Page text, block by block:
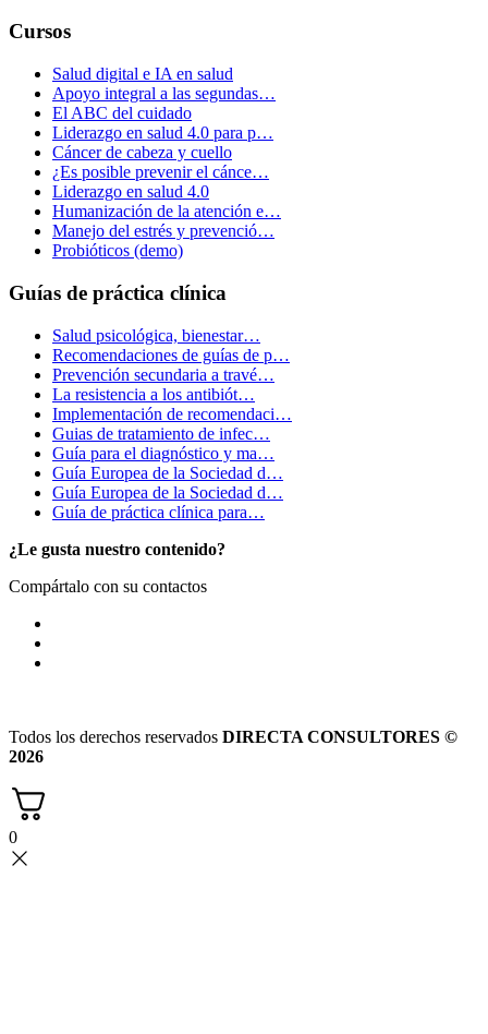
Cursos
Salud digital e IA en salud
Apoyo integral a las segundas…
El ABC del cuidado
Liderazgo en salud 4.0 para p…
Cáncer de cabeza y cuello
¿Es posible prevenir el cánce…
Liderazgo en salud 4.0
Humanización de la atención e…
Manejo del estrés y prevenció…
Probióticos (demo)
Guías de práctica clínica
Salud psicológica, bienestar…
Recomendaciones de guías de p…
Prevención secundaria a travé…
La resistencia a los antibiót…
Implementación de recomendaci…
Guias de tratamiento de infec…
Guía para el diagnóstico y ma…
Guía Europea de la Sociedad d…
Guía Europea de la Sociedad d…
Guía de práctica clínica para…
¿Le gusta nuestro contenido?
Compártalo con su contactos
Todos los derechos reservados DIRECTA CONSULTORES ©
2026
0